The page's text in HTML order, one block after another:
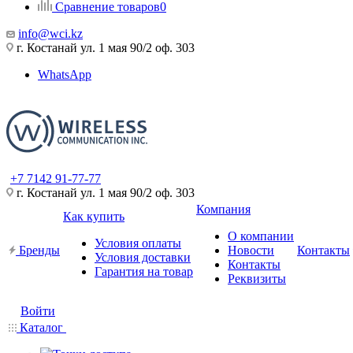
Сравнение товаров0
info@wci.kz
г. Костанай ул. 1 мая 90/2 оф. 303
WhatsApp
+7 7142 91-77-77
г. Костанай ул. 1 мая 90/2 оф. 303
Бренды
Как купить
Условия оплаты
Условия доставки
Гарантия на товар
Компания
О компании
Новости
Контакты
Реквизиты
Контакты
Войти
Каталог